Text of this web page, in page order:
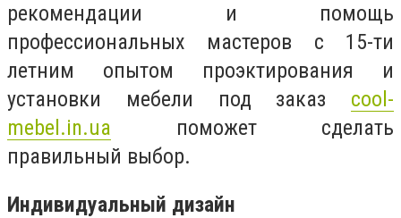
рекомендации и помощь
профессиональных мастеров с 15-ти
летним опытом проэктирования и
установки мебели под заказ cool -
mebel .in.ua поможет сделать
правильный выбор.
Индивидуальный дизайн